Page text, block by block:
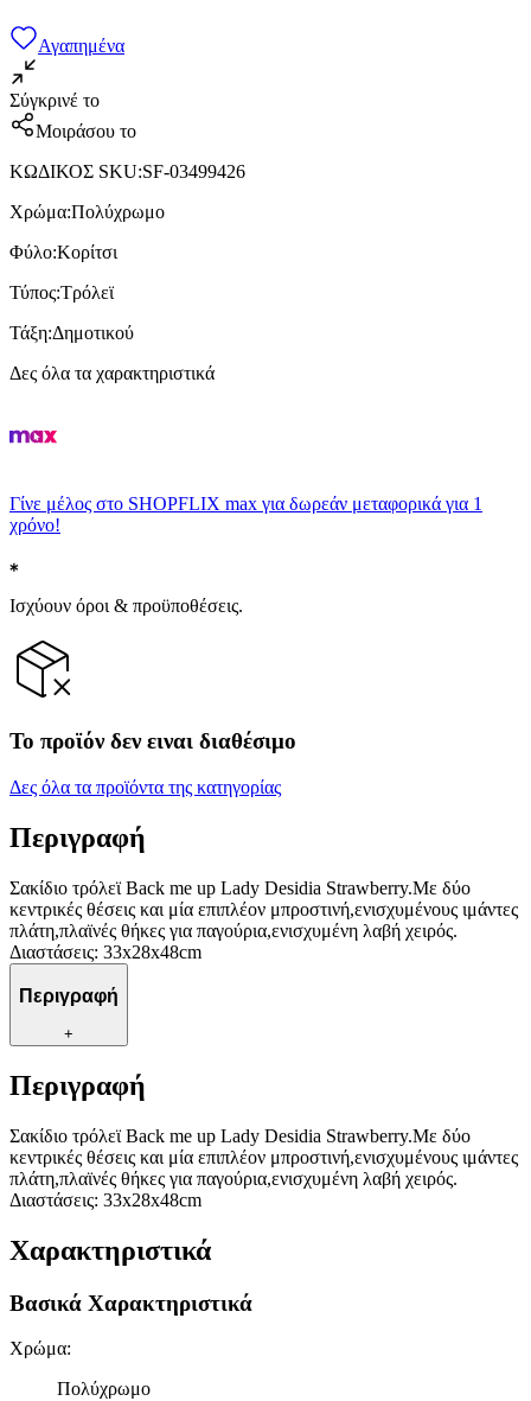
Αγαπημένα
Σύγκρινέ το
Μοιράσου το
ΚΩΔΙΚΟΣ SKU:SF-03499426
Χρώμα:Πολύχρωμο
Φύλο:Κορίτσι
Τύπος:Τρόλεϊ
Τάξη:Δημοτικού
Δες όλα τα χαρακτηριστικά
Γίνε μέλος στο SHOPFLIX max για δωρεάν μεταφορικά για 1
χρόνο!
Ισχύουν όροι & προϋποθέσεις.
Το προϊόν δεν ειναι διαθέσιμο
Δες όλα τα προϊόντα της κατηγορίας
Περιγραφή
Σακίδιο τρόλεϊ Back me up Lady Desidia Strawberry.Με δύο
κεντρικές θέσεις και μία επιπλέον μπροστινή,ενισχυμένους ιμάντες
πλάτη,πλαϊνές θήκες για παγούρια,ενισχυμένη λαβή χειρός.
Διαστάσεις: 33x28x48cm
Περιγραφή
+
Περιγραφή
Σακίδιο τρόλεϊ Back me up Lady Desidia Strawberry.Με δύο
κεντρικές θέσεις και μία επιπλέον μπροστινή,ενισχυμένους ιμάντες
πλάτη,πλαϊνές θήκες για παγούρια,ενισχυμένη λαβή χειρός.
Διαστάσεις: 33x28x48cm
Χαρακτηριστικά
Βασικά Χαρακτηριστικά
Χρώμα:
Πολύχρωμο